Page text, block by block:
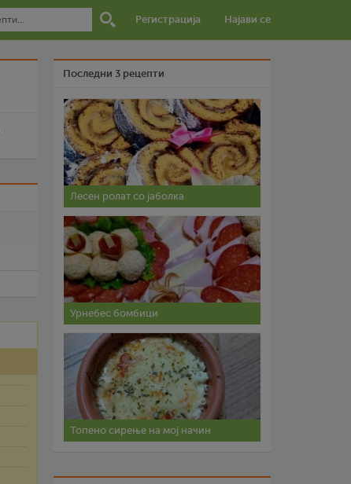
Регистрација Најави се
Последни 3 рецепти
Лесен ролат со јаболка
Урнебес бомбици
Топено сирење на мој начин